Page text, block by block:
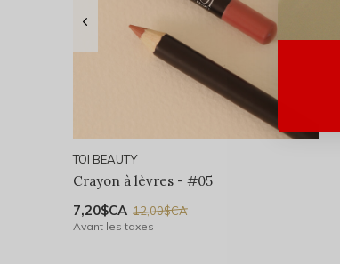
TOI BEAUTY
Crayon à lèvres - #05
7,20$CA 12,00$CA
Avant les taxes